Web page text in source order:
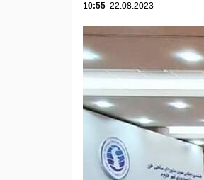
10:55 22.08.2023